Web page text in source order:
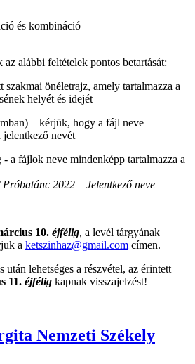
és kombináció
alábbi feltételek pontos betartását:
önéletrajz, amely tartalmazza a
helyét és idejét
– kérjük, hogy a fájl neve
jelentkező nevét
a fájlok neve mindenképp tartalmazza a
2022 – Jelentkező neve
10. éjfélig a levél tárgyának
a ketszinhaz@gmail.com címen.
után lehetséges a részvétel, az érintett
11. éjfélig kapnak visszajelzést!
Nemzeti Székely